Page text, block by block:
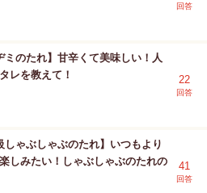
回答
ミのたれ】甘辛くて美味しい！人
レを教えて！
22
回答
しゃぶしゃぶのたれ】いつもより
しみたい！しゃぶしゃぶのたれの
41
回答